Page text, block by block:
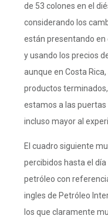
de 53 colones en el
considerando los
están presentando en
y usando los precios
aunque en Costa
productos
estamos a las
incluso mayor al
El cuadro siguiente
percibidos hasta el día
petróleo con
ingles de Petróleo
los que claramente